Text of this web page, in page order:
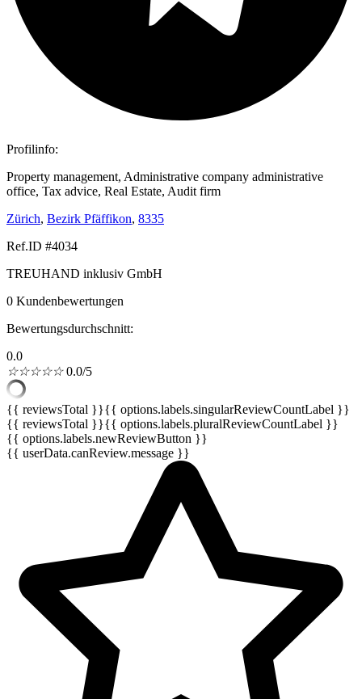
Profilinfo:
Property management, Administrative company administrative
office, Tax advice, Real Estate, Audit firm
Zürich, Bezirk Pfäffikon, 8335
Ref.ID #4034
TREUHAND inklusiv GmbH
0 Kundenbewertungen
Bewertungsdurchschnitt:
0.0
☆☆☆☆☆ 0.0/5
{{ reviewsTotal }}{{ options.labels.singularReviewCountLabel }}
{{ reviewsTotal }}{{ options.labels.pluralReviewCountLabel }}
{{ options.labels.newReviewButton }}
{{ userData.canReview.message }}